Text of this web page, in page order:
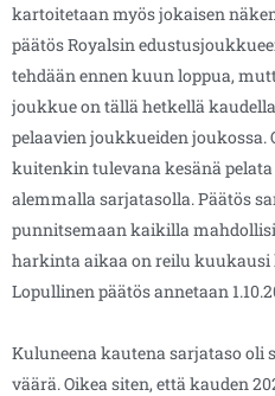
kartoitetaan myös jokaisen
päätös Royalsin
tehdään ennen kuun loppua,
joukkue on tällä hetkellä
pelaavien joukkueiden
kuitenkin tulevana kesänä
alemmalla sarjatasolla. Päätös
punnitsemaan kaikilla
harkinta aikaa on reilu kuukausi
Lopullinen päätös annetaan
Kuluneena kautena sarjataso oli
väärä. Oikea siten, että kauden